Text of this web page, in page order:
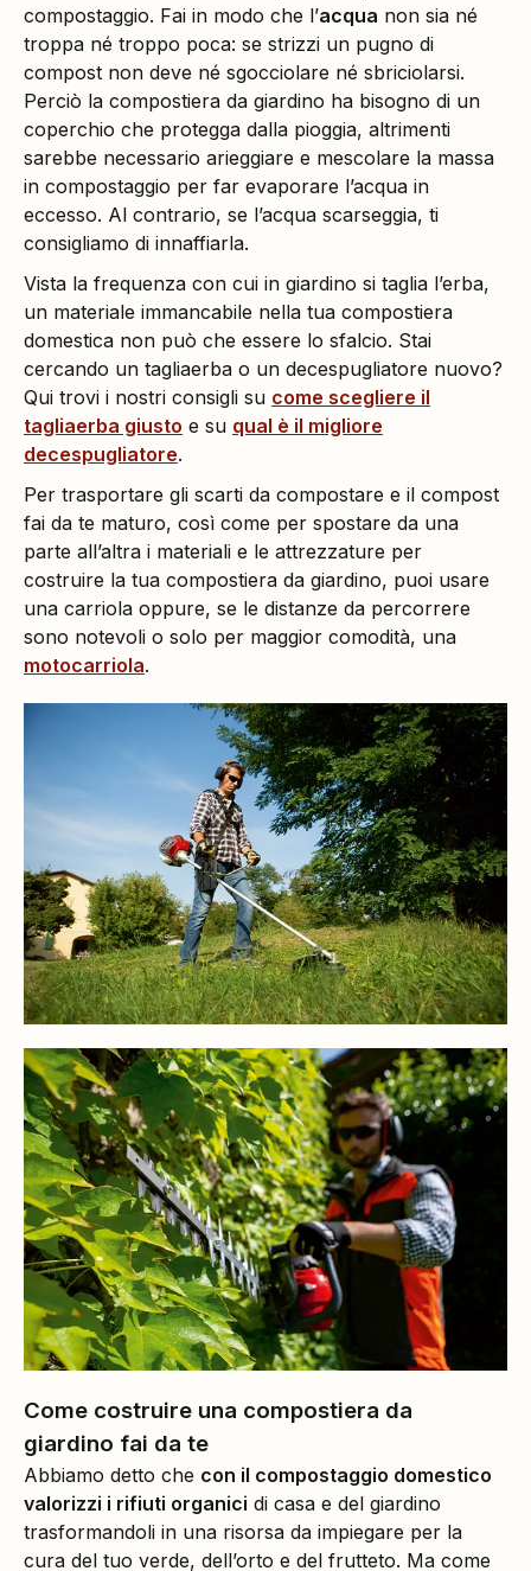
compostaggio. Fai in modo che l’acqua non sia né
troppa né troppo poca: se strizzi un pugno di
compost non deve né sgocciolare né sbriciolarsi.
Perciò la compostiera da giardino ha bisogno di un
coperchio che protegga dalla pioggia, altrimenti
sarebbe necessario arieggiare e mescolare la massa
in compostaggio per far evaporare l’acqua in
eccesso. Al contrario, se l’acqua scarseggia, ti
consigliamo di innaffiarla.
Vista la frequenza con cui in giardino si taglia l’erba,
un materiale immancabile nella tua compostiera
domestica non può che essere lo sfalcio. Stai
cercando un tagliaerba o un decespugliatore nuovo?
Qui trovi i nostri consigli su come scegliere il
tagliaerba giusto e su qual è il migliore
decespugliatore.
Per trasportare gli scarti da compostare e il compost
fai da te maturo, così come per spostare da una
parte all’altra i materiali e le attrezzature per
costruire la tua compostiera da giardino, puoi usare
una carriola oppure, se le distanze da percorrere
sono notevoli o solo per maggior comodità, una
motocarriola.
Come costruire una compostiera da
giardino fai da te
Abbiamo detto che con il compostaggio domestico
valorizzi i rifiuti organici di casa e del giardino
trasformandoli in una risorsa da impiegare per la
cura del tuo verde, dell’orto e del frutteto. Ma come